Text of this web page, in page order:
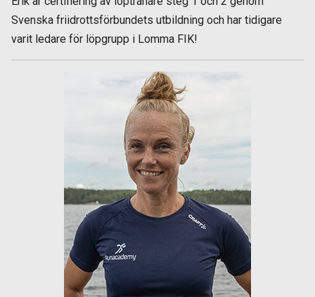
Svenska friidrottsförbundets utbildning och har tidigare
varit ledare för löpgrupp i Lomma FIK!